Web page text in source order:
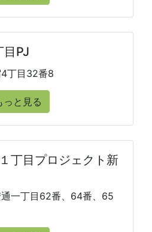
PJ
丁目32番8
っと見る
丁目プロジェクト新
一丁目62番、64番、65